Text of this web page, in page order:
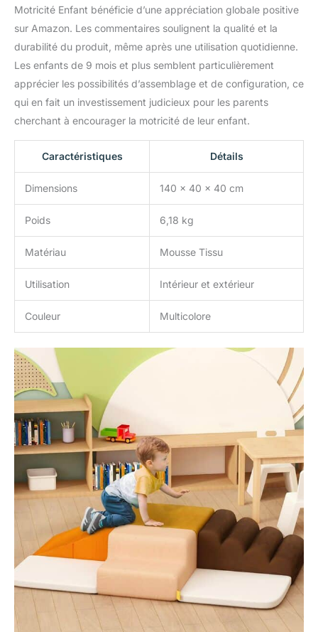
stockage pour les
parents.
Recommandé pour une
utilisation à l'intérieur.
Motricité Enfant bénéficie d’une appréciation globale positive
sur Amazon. Les commentaires soulignent la qualité et la
durabilité du produit, même après une utilisation quotidienne.
Les enfants de 9 mois et plus semblent particulièrement
apprécier les possibilités d’assemblage et de configuration, ce
qui en fait un investissement judicieux pour les parents
cherchant à encourager la motricité de leur enfant.
Caractéristiques Détails
Dimensions 140 x 40 x 40 cm
Poids 6,18 kg
Matériau Mousse Tissu
Utilisation Intérieur et extérieur
Couleur Multicolore